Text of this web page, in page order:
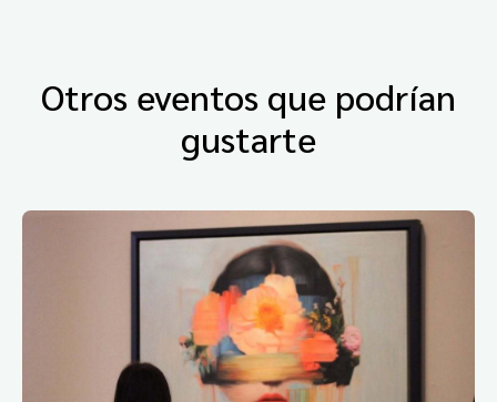
Otros eventos que podrían
gustarte